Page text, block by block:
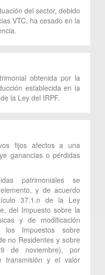
del sector, debido
VTC, ha cesado en la
obtenida por la
establecida en la
la Ley del IRPF.
fijos afectos a una
ganancias o pérdidas
patrimoniales se
y de acuerdo
37.1.n de la Ley
del Impuesto sobre la
y de modificación
Impuestos sobre
no Residentes y sobre
de noviembre), por
transmisión y el valor